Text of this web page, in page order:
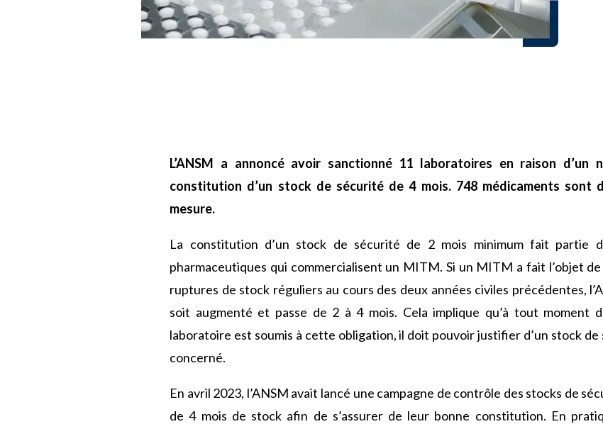
L’ANSM a annoncé avoir sanctionné 11 laboratoires en raison d’un
constitution d’un stock de sécurité de 4 mois. 748 médicaments sont
mesure.
La constitution d’un stock de sécurité de 2 mois minimum fait partie
pharmaceutiques qui commercialisent un MITM. Si un MITM a fait l’objet
ruptures de stock réguliers au cours des deux années civiles précédentes,
soit augmenté et passe de 2 à 4 mois. Cela implique qu’à tout moment
laboratoire est soumis à cette obligation, il doit pouvoir justifier d’un stock
concerné.
En avril 2023, l’ANSM avait lancé une campagne de contrôle des stocks de
de 4 mois de stock afin de s’assurer de leur bonne constitution. En